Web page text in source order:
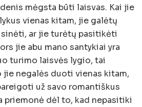
mėgsta būti laisvas. Kai jie
vienas kitam, jie galėtų
ar jie turėtų pasitikėti
jie abu mano santykiai yra
turimo laisvės lygio, tai
jie negalės duoti vienas kitam,
už savo romantiškus
priemonė dėl to, kad nepasitiki